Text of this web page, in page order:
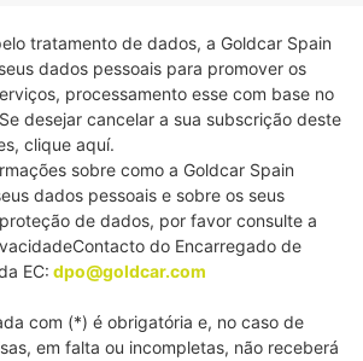
tratamento de dados, a Goldcar Spain
dados pessoais para promover os
processamento esse com base no
desejar cancelar a sua subscrição deste
clique aquí.
sobre como a Goldcar Spain
dados pessoais e sobre os seus
de dados, por favor consulte a
do Encarregado de
EC: dpo@goldcar.com
com (*) é obrigatória e, no caso de
em falta ou incompletas, não receberá